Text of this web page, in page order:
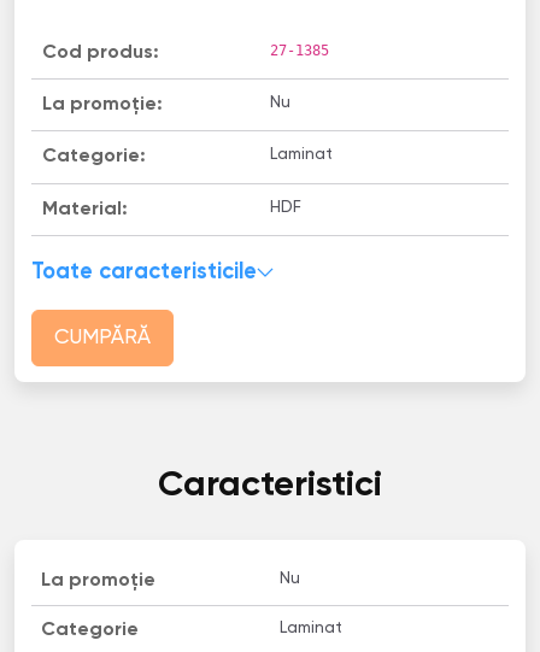
Cod produs: 27-1385
La promoție: Nu
Categorie: Laminat
Material: HDF
Toate caracteristicile
CUMPĂRĂ
Caracteristici
La promoție Nu
Categorie Laminat